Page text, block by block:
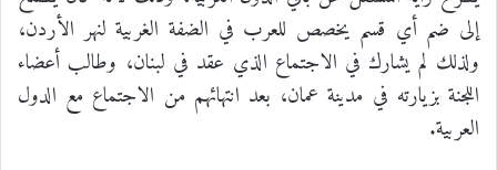
إلى ضم أي قسم يخصص للعرب في الضفة الغربية لنهر الأردن،
ولذلك لم يشارك في الاجتماع الذي عقد في لبنان، وطالب أعضاء
اللجنة بزيارته في مدينة عمان، بعد انتهائهم من الاجتماع مع الدول
العربية.